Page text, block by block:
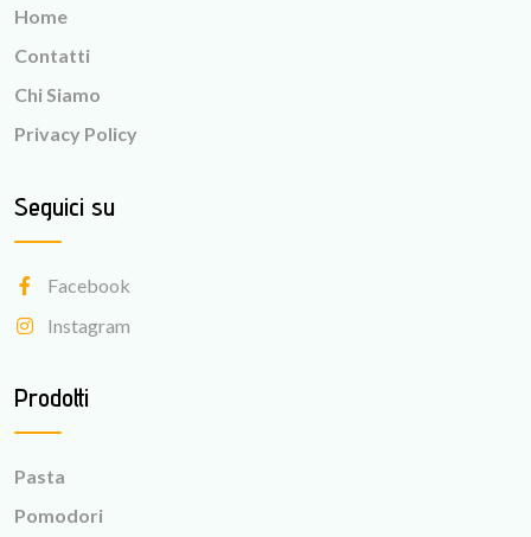
Home
Contatti
Chi Siamo
Privacy Policy
Seguici su
Facebook
Instagram
Prodotti
Pasta
Pomodori